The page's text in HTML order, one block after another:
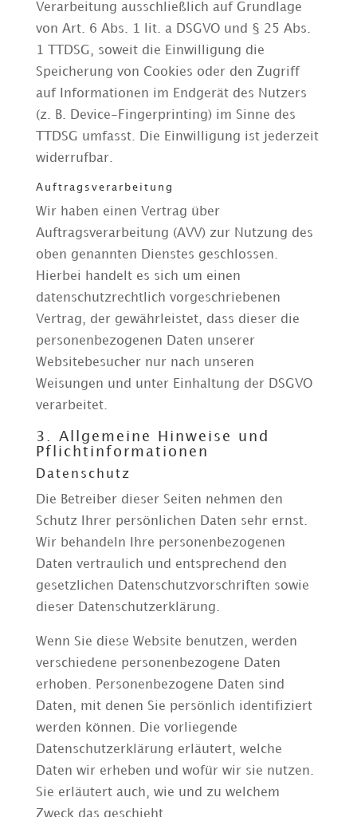
Verarbeitung ausschließlich auf Grundlage
von Art. 6 Abs. 1 lit. a DSGVO und § 25 Abs.
1 TTDSG, soweit die Einwilligung die
Speicherung von Cookies oder den Zugriff
auf Informationen im Endgerät des Nutzers
(z. B. Device-Fingerprinting) im Sinne des
TTDSG umfasst. Die Einwilligung ist jederzeit
widerrufbar.
Auftragsverarbeitung
Wir haben einen Vertrag über
Auftragsverarbeitung (AVV) zur Nutzung des
oben genannten Dienstes geschlossen.
Hierbei handelt es sich um einen
datenschutzrechtlich vorgeschriebenen
Vertrag, der gewährleistet, dass dieser die
personenbezogenen Daten unserer
Websitebesucher nur nach unseren
Weisungen und unter Einhaltung der DSGVO
verarbeitet.
3. Allgemeine Hinweise und
Pflicht­informationen
Datenschutz
Die Betreiber dieser Seiten nehmen den
Schutz Ihrer persönlichen Daten sehr ernst.
Wir behandeln Ihre personenbezogenen
Daten vertraulich und entsprechend den
gesetzlichen Datenschutzvorschriften sowie
dieser Datenschutzerklärung.
Wenn Sie diese Website benutzen, werden
verschiedene personenbezogene Daten
erhoben. Personenbezogene Daten sind
Daten, mit denen Sie persönlich identifiziert
werden können. Die vorliegende
Datenschutzerklärung erläutert, welche
Daten wir erheben und wofür wir sie nutzen.
Sie erläutert auch, wie und zu welchem
Zweck das geschieht.